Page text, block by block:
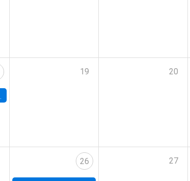
19 20
26 27